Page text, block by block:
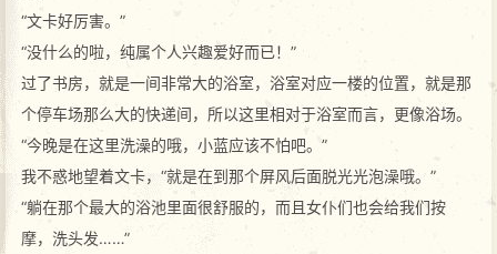
“文卡好厉害。”
“没什么的啦，纯属个人兴趣爱好而已！”
过了书房，就是一间非常大的浴室，浴室对应一楼的位置，就是那
个停车场那么大的快递间，所以这里相对于浴室而言，更像浴场。
“今晚是在这里洗澡的哦，小蓝应该不怕吧。”
我不惑地望着文卡，“就是在到那个屏风后面脱光光泡澡哦。”
“躺在那个最大的浴池里面很舒服的，而且女仆们也会给我们按
摩，洗头发……”